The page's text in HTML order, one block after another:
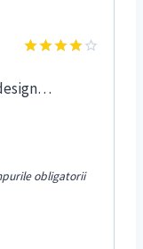
la
5
obligatorii